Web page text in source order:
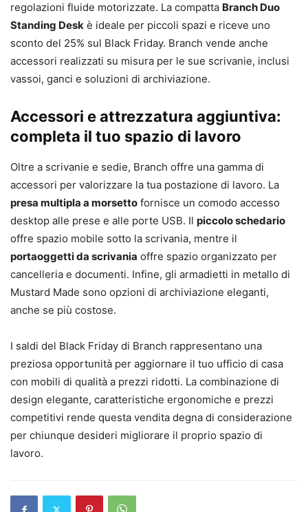
regolazioni fluide motorizzate. La compatta Branch Duo
Standing Desk è ideale per piccoli spazi e riceve uno
sconto del 25% sul Black Friday. Branch vende anche
accessori realizzati su misura per le sue scrivanie, inclusi
vassoi, ganci e soluzioni di archiviazione.
Accessori e attrezzatura aggiuntiva:
completa il tuo spazio di lavoro
Oltre a scrivanie e sedie, Branch offre una gamma di
accessori per valorizzare la tua postazione di lavoro. La
presa multipla a morsetto fornisce un comodo accesso
desktop alle prese e alle porte USB. Il piccolo schedario
offre spazio mobile sotto la scrivania, mentre il
portaoggetti da scrivania offre spazio organizzato per
cancelleria e documenti. Infine, gli armadietti in metallo di
Mustard Made sono opzioni di archiviazione eleganti,
anche se più costose.
I saldi del Black Friday di Branch rappresentano una
preziosa opportunità per aggiornare il tuo ufficio di casa
con mobili di qualità a prezzi ridotti. La combinazione di
design elegante, caratteristiche ergonomiche e prezzi
competitivi rende questa vendita degna di considerazione
per chiunque desideri migliorare il proprio spazio di
lavoro.